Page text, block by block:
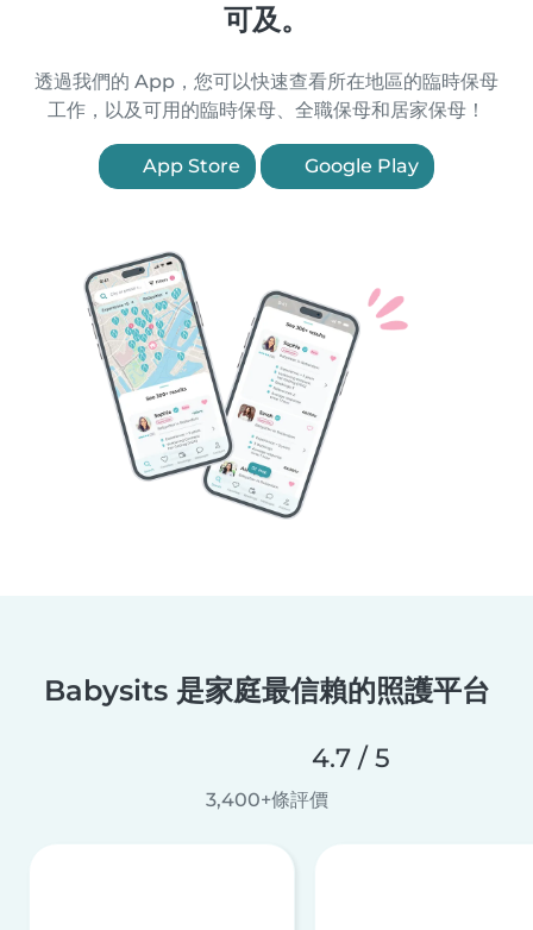
可及。
透過我們的 App，您可以快速查看所在地區的臨時保母
工作，以及可用的臨時保母、全職保母和居家保母！
App Store Google Play
Babysits 是家庭最信賴的照護平台
4.7 / 5
3,400+條評價